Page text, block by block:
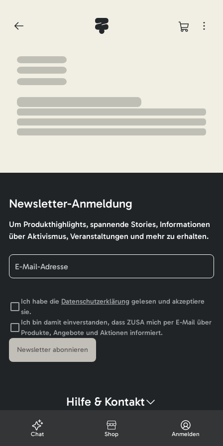
Newsletter-Anmeldung
Um Produkthighlights, spannende Stories, Informationen
über Aktivismus, Veranstaltungen und mehr zu erhalten.
Ich habe die Datenschutzerklärunggelesen und akzeptiere
sie.
Ich bin damit einverstanden, dass ZUSA mich per E-Mail über
Produkte, Angebote und Aktionen informiert.
Newsletter abonnieren
Hilfe & Kontakt
Chat Shop Anmelden